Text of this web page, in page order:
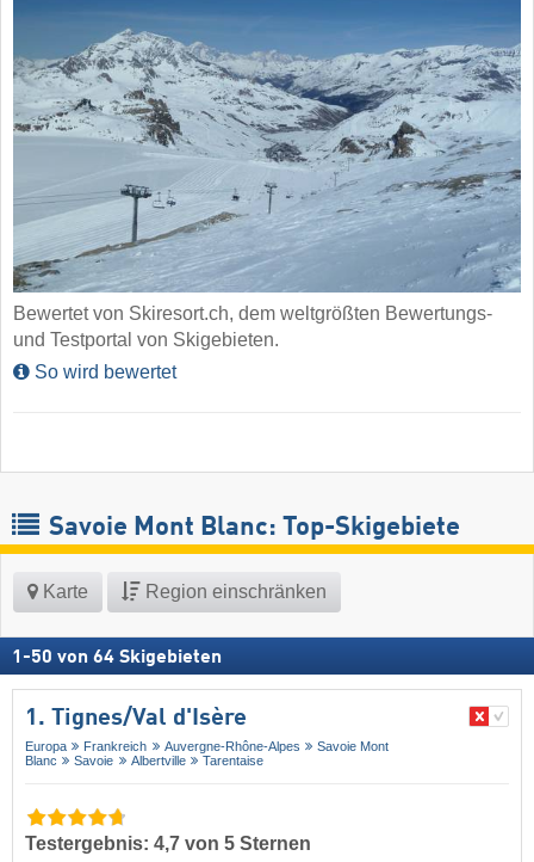
Bewertet von Skiresort.ch, dem weltgrößten Bewertungs-
und Testportal von Skigebieten.
So wird bewertet
Savoie Mont Blanc: Top-Skigebiete
Karte Region einschränken
1 -50 von 64 Skigebieten
1. Tignes/​Val d'Isère
Europa Frankreich Auvergne-Rhône-Alpes
Savoie Mont
Blanc
Savoie Albertville Tarentaise
Testergebnis: 4,7 von 5 Sternen